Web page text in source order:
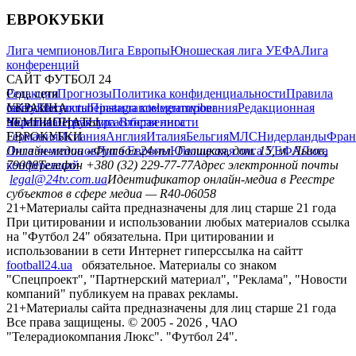
ЕВРОКУБКИ
Лига чемпионовЛига ЕвропыЮношеская лига УЕФАЛига
конференций
САЙТ ФУТБОЛ 24
РедакцияПрогнозыПолитика конфиденциальностиПравила
сайтуКонтактыПравила комментированияРедакционная
политикаСтруктура собственности
Соц. сети
facebookxyoutubeinstagramtelegramviber
УКРАИНА
УкраинаПервая лигаВторая лига
ЧЕМПИОНАТЫ
ГерманияИспанияАнглияИталияБельгияМЛСНидерланды
ЕВРОКУБКИ
Лига чемпионовЛига ЕвропыЮношеская лига УЕФАЛига
конференций
Онлайн-медиа «Футбол 24»пл. Галицкая, дом. 15, м. Львов,
79008Телефон +380 (32) 229-77-77Адрес электронной почты
legal@24tv.com.uaИдентификатор онлайн-медиа в Реестре
субъектов в сфере медиа — R40-06058
21+Материалы сайта предназначены для лиц старше 21 года
При цитировании и использовании любых материалов ссылка
на "Футбол 24" обязательна. При цитировании и
использовании в сети Интернет гиперссылка на сайтт
football24.ua
обязательное. Материалы со знаком
"Спецпроект", "Партнерский материал", "Реклама", "Новости
компаний" публикуем на правах рекламы.
21+Материалы сайта предназначены для лиц старше 21 года
Все права защищены. © 2005 - 2026 , ЧАО
"Телерадиокомпания Люкс". "Футбол 24".